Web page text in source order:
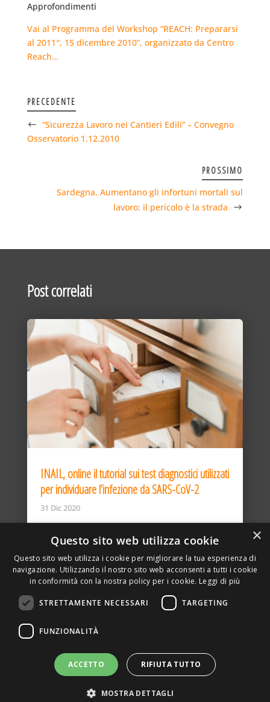
Approfondimenti
Vai al Programma del Workshop “REACH: Prepararsi
al 2011″, 15 dicembre 2010”, organizzato da Centro
Reach…
PRECEDENTE
“Sicurezza Lavoro nei Cantieri Edili” – Convegno
Osservatorio 1.12.2010
PROSSIMO
Sardegna. Aumentano gli infortuni mortali sul
lavoro: il pericolo è la strada
Post correlati
INAIL, online il tutorial sui test diagnostici utilizzati
per individuare l’infezione da SARS-CoV-2
31 Dic 2020
DELLA TORRE, 15 – 20127 – MILANO – P. IVA
SITO REALIZZATO DA GRAFICAEFOTO WEB AGENCY –
PARTNER SINTEL
×
Questo sito web utilizza cookie
Questo sito web utilizza i cookie per migliorare la tua esperienza di
navigazione. Utilizzando il nostro sito web acconsenti a tutti i cookie
in conformità con la nostra policy per i cookie. Leggi di più
STRETTAMENTE NECESSARI TARGETING
FUNZIONALITÀ
ACCETTO RIFIUTA TUTTO
MOSTRA DETTAGLI